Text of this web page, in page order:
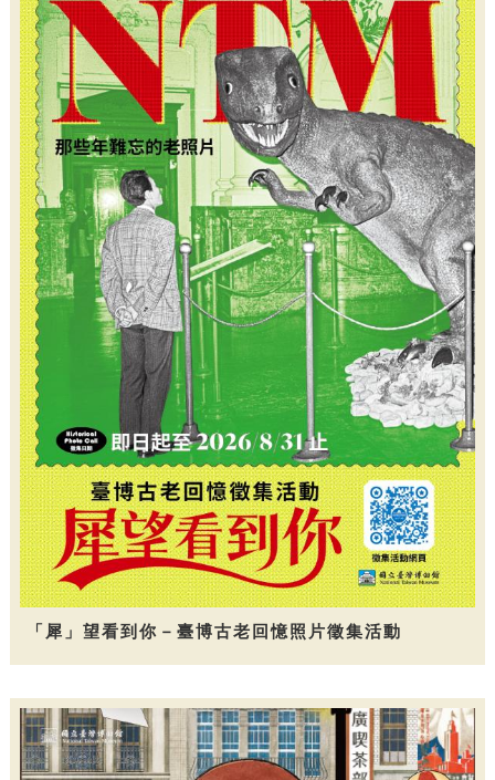
「犀」望看到你－臺博古老回憶照片徵集活動